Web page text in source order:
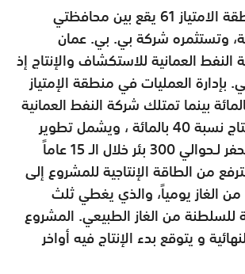
إن حقل خزان- منطقة الامتياز 61 يقع بين محافظتي
وتستثمره شركة بي. بي. عمان
العمانية للاستكشاف والإنتاج إذ
العمليات في منطقة الإمتياز
وتمتلك 60 بالمائة بينما تمتلك شركة النفط العمانية
للاستكشاف والإنتاج نسبة 40 بالمائة ، ويشمل تطوير
المشروع أعمال الحفر لـحوالي 300 بئر خلال الـ 15 عاماً
من الطاقة الإنتاجية للمشروع إلى
الغاز يومياً، والذي يغطي ثلث
للسلطنة من الغاز الطبيعي. المشروع
و يتوقع بدء الإنتاج فيه أواخر